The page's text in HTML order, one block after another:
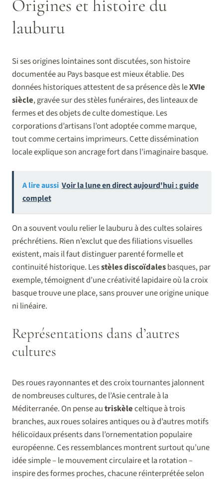
Origines et histoire du
lauburu
Si ses origines lointaines sont discutées, son histoire
documentée au Pays basque est mieux établie. Des
données historiques attestent de sa présence dès leXVIe
siècle, gravée sur des stèles funéraires, des linteaux de
fermes et des objets de culte domestique. Les
corporations d’artisans l’ont adoptée comme marque,
tout comme certains imprimeurs. Cette dissémination
locale explique son ancrage fort dans l’imaginaire basque.
A lire aussi Voir la lune en direct aujourd'hui : guide
complet
On a souvent voulu relier le lauburu à des cultes solaires
préchrétiens. Rien n’exclut que des filiations visuelles
existent, mais il faut distinguer parenté formelle et
continuité historique. Lesstèles discoïdalesbasques, par
exemple, témoignent d’une créativité lapidaire où la croix
basque trouve une place, sans prouver une origine unique
ni linéaire.
Représentations dans d’autres
cultures
Des roues rayonnantes et des croix tournantes jalonnent
de nombreuses cultures, de l’Asie centrale à la
Méditerranée. On pense autriskèleceltique à trois
branches, aux roues solaires antiques ou à d’autres motifs
hélicoïdaux présents dans l’ornementation populaire
européenne. Ces ressemblances montrent surtout qu’une
idée simple – le mouvement circulaire et la rotation –
inspire des formes proches, chacune réinterprétée selon